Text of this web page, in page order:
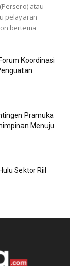
atau
pelayaran
bertema
Koordinasi
Pramuka
Menuju
Sektor Riil